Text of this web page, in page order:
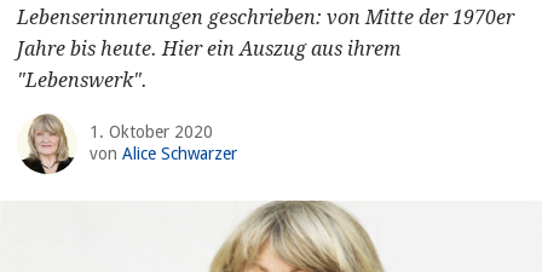
Lebenserinnerungen geschrieben: von Mitte der 1970er
Jahre bis heute. Hier ein Auszug aus ihrem
"Lebenswerk".
1. Oktober 2020
von Alice Schwarzer